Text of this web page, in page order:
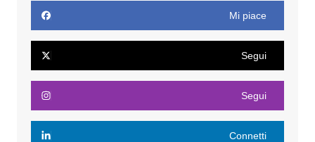
Mi piace
Segui
Segui
Connetti